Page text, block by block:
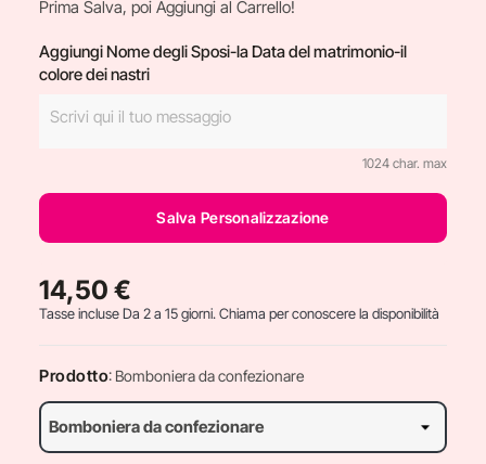
Prima Salva, poi Aggiungi al Carrello!
Aggiungi Nome degli Sposi-la Data del matrimonio-il
colore dei nastri
1024 char. max
Salva Personalizzazione
14,50 €
Tasse incluseDa 2 a 15 giorni. Chiama per conoscere la disponibilità
Prodotto: Bomboniera da confezionare